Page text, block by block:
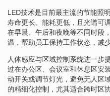
LED技术是目前最主流的节能照
寿命更长、能耗更低，且光谱可
在早晨、午后和夜晚等不同时段
温，帮助员工保持工作状态，减
人体感应与区域控制系统进一步
过在办公区、会议室和休息区安
动开关或调节灯光，避免无人区
的精细化控制，尤其适合跨时区